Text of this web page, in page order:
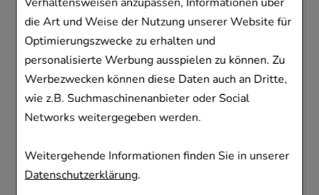
die Art und Weise der Nutzung unserer Website für
Optimierungszwecke zu erhalten und
personalisierte Werbung ausspielen zu können. Zu
Werbezwecken können diese Daten auch an Dritte,
wie z.B. Suchmaschinenanbieter oder Social
Networks weitergegeben werden.
Weitergehende Informationen finden Sie in unserer
Datenschutzerklärung.
SINUPRET extract überzogene Tabletten
Bionorica SE
09285547